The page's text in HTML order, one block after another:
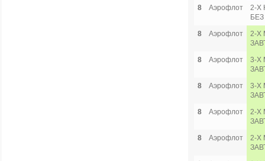
8
Аэрофлот
2-Х
8
Аэрофлот
2-Х
8
Аэрофлот
3-Х
8
Аэрофлот
3-Х
8
Аэрофлот
2-Х
8
Аэрофлот
2-Х